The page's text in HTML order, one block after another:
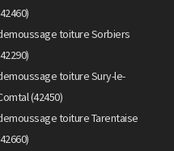
toiture Sorbiers
toiture Sury-le-
(42450)
toiture Tarentaise